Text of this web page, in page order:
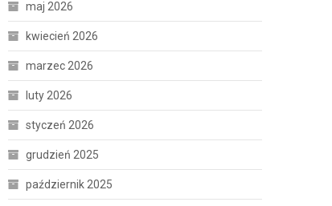
maj 2026
kwiecień 2026
marzec 2026
luty 2026
styczeń 2026
grudzień 2025
październik 2025